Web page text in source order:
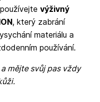
výživný
, který zabrání
materiálu a
používání.
mějte svůj pas vždy